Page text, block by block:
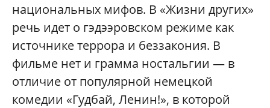
национальных мифов. В «Жизни других»
речь идет о гэдээровском режиме как
источнике террора и беззакония. В
фильме нет и грамма ностальгии — в
отличие от популярной немецкой
комедии «Гудбай, Ленин!», в которой